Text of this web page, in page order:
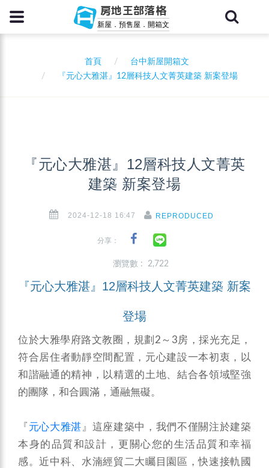
房地王部落格
新屋．預售屋．開箱文
首頁
台中新屋開箱文
『元心大雅湛』12層科技人文菁英建築 新案登場
『元心大雅湛』12層科技人文菁英
建築 新案登場
2024-12-18 16:47 REPRODUCED
分享：
瀏覽數 : 2,722
『元心大雅湛 』12層科技人文菁英建築 新案
登場
位於大雅學府路文教圈，規劃2～3房，採光充足，
符合居住者動靜空間配置，元心建設一本初衷，以
和諧融通的精神，以精選的土地、結合各領域堅強
的團隊，和合圓滿，通融無礙。
『 元心大雅湛 』這座建築中，我們不僅關注於建築
本身的品質和設計，更關心您的生活品質和幸福
感。近中科、水湳經貿二大矚目園區，快速接軌國